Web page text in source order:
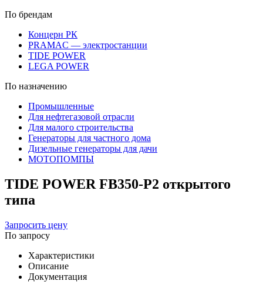
По брендам
Концерн РК
PRAMAC — электростанции
TIDE POWER
LEGA POWER
По назначению
Промышленные
Для нефтегазовой отрасли
Для малого строительства
Генераторы для частного дома
Дизельные генераторы для дачи
МОТОПОМПЫ
TIDE POWER FB350-P2 открытого
типа
Запросить цену
По запросу
Характеристики
Описание
Документация